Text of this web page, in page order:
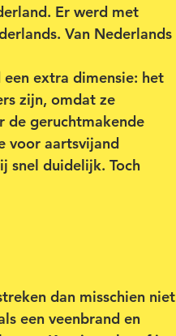
Er werd met
Van Nederlands
extra dimensie: het
zijn, omdat ze
de geruchtmakende
voor aartsvijand
snel duidelijk. Toch
dan misschien niet
een veenbrand en